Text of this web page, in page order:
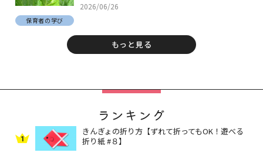
2026/06/26
保育者の学び
もっと見る
ランキング
1
きんぎょの折り方【ずれて折ってもOK！遊べる
折り紙 #８】